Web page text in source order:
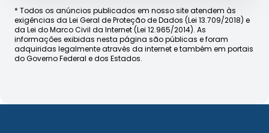
* Todos os anúncios publicados em nosso site atendem às
exigências da Lei Geral de Proteção de Dados (Lei 13.709/2018) e
da Lei do Marco Civil da Internet (Lei 12.965/2014). As
informações exibidas nesta página são públicas e foram
adquiridas legalmente através da internet e também em portais
do Governo Federal e dos Estados.